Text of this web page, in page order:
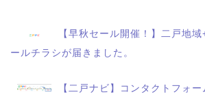
【早秋セール開催！】二戸地
ールチラシが届きました。
【二戸ナビ】コンタクトフォ